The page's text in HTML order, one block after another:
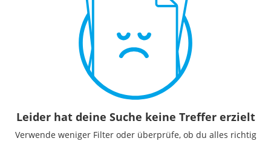
Leider hat deine Suche keine Treffer erzielt
Verwende weniger Filter oder überprüfe, ob du alles richtig